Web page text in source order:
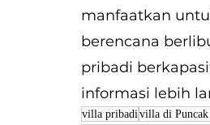
manfaatkan
berencana
pribadi
informasi lebih
villa pribadivilla di